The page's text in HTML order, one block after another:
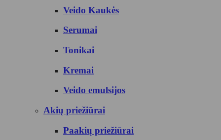
Veido Kaukės
Serumai
Tonikai
Kremai
Veido emulsijos
Akių priežiūrai
Paakių priežiūrai